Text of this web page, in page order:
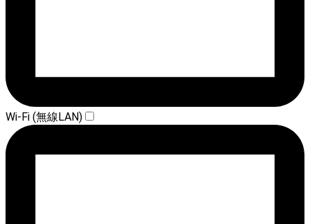
Wi-Fi (無線LAN)